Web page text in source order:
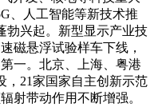
、人工智能等新技术推
勃兴起。新型显示产业技
磁悬浮试验样车下线，
一。北京、上海、粤港
，21家国家自主创新示范
射带动作用不断增强。